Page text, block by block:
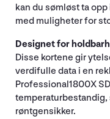
kan du sømløst ta
med muligheter for
Designet for
Disse kortene gir
verdifulle data i en
Professional1800X
temperaturbestandig,
røntgensikker.